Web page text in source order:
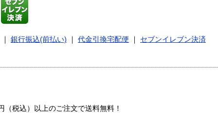
銀行振込(前払い) 代金引換宅配便
セブンイレブン決済
税込）以上のご注文で送料無料！